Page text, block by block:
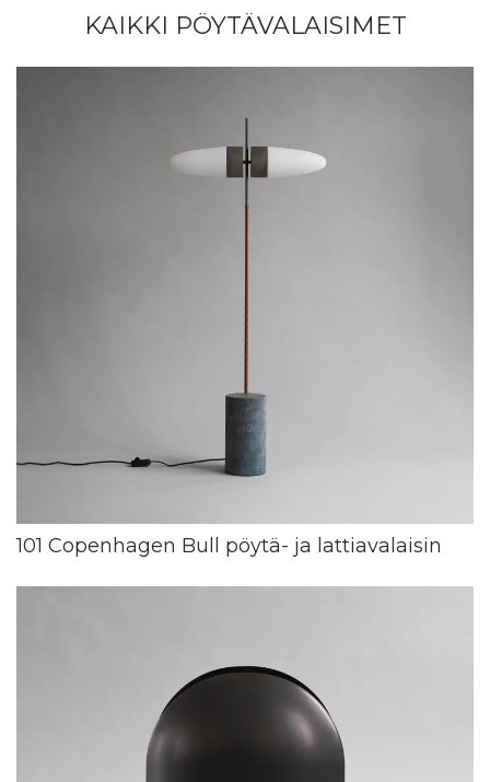
KAIKKI PÖYTÄVALAISIMET
101 Copenhagen Bull pöytä- ja lattiavalaisin